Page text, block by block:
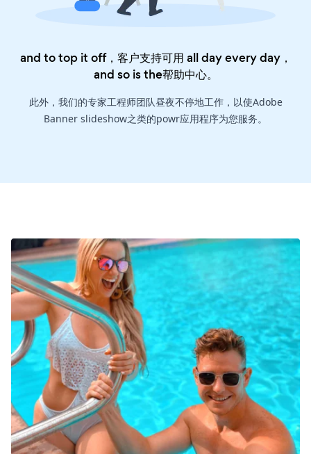
and to top it off，客户支持可用 all day every day，
and so is the帮助中心。
此外，我们的专家工程师团队昼夜不停地工作，以使Adobe
Banner slideshow之类的powr应用程序为您服务。